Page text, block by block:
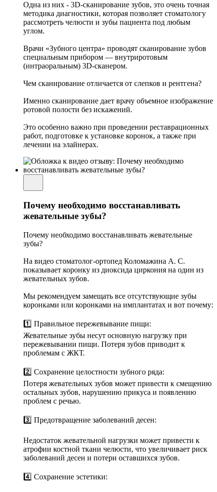
Одна из них - 3D-сканирование зубов, это очень точная
методика диагностики, которая позволяет стоматологу
рассмотреть челюсти и зубы пациента под любым
углом.
Врачи «Зубного центра» проводят сканирование зубов
специальным прибором — внутриротовым
(интраоральным) 3D-сканером.
Чем сканирование отличается от слепков и рентгена?
Именно сканирование дает врачу объемное изображение
ротовой полости без искажений.
Это особенно важно при проведении реставрационных
работ, подготовке к установке коронок, а также при
лечении на элайнерах.
Почему необходимо восстанавливать
жевательные зубы?
Почему необходимо восстанавливать жевательные
зубы?
На видео стоматолог-ортопед Коломажина А. С.
показывает коронку из диоксида циркония на один из
жевательных зубов.
Мы рекомендуем замещать все отсутствующие зубы
коронками или коронками на имплантатах и вот почему:
1️⃣ Правильное пережевывание пищи:
Жевательные зубы несут основную нагрузку при
пережевывании пищи. Потеря зубов приводит к
проблемам с ЖКТ.
2️⃣ Сохранение целостности зубного ряда:
Потеря жевательных зубов может привести к смещению
остальных зубов, нарушению прикуса и появлению
проблем с речью.
3️⃣ Предотвращение заболеваний десен:
Недостаток жевательной нагрузки может привести к
атрофии костной ткани челюсти, что увеличивает риск
заболеваний десен и потери оставшихся зубов.
4️⃣ Сохранение эстетики: